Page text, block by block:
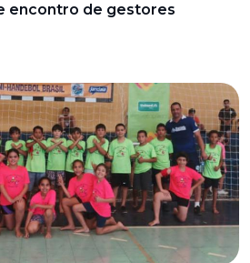
encontro de gestores